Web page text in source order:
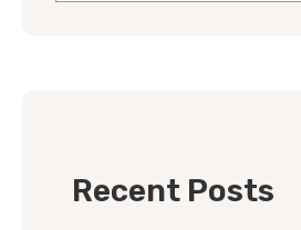
Recent Posts